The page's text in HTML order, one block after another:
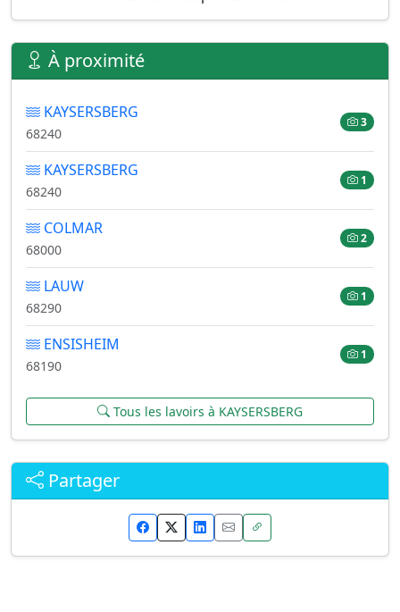
À proximité
KAYSERSBERG
68240
3
KAYSERSBERG
68240
1
COLMAR
68000
2
LAUW
68290
1
ENSISHEIM
68190
1
Tous les lavoirs à KAYSERSBERG
Partager